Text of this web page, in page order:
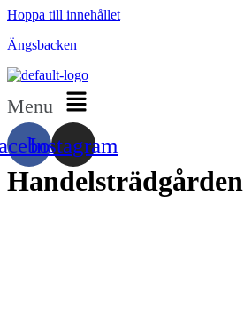
Hoppa till innehållet
Ängsbacken
Menu
Instagram
Handelsträdgården